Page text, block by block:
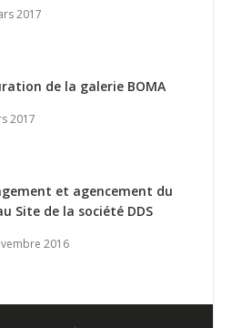
2017
de la galerie BOMA
2017
et agencement du
Site de la société DDS
2016